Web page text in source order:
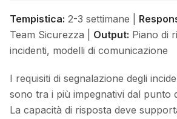
Tempistica: 2-3 settimane |
Team Sicurezza | Output: Piano di
incidenti, modelli di comunicazione
I requisiti di segnalazione degli
sono tra i più impegnativi dal punto
La capacità di risposta deve